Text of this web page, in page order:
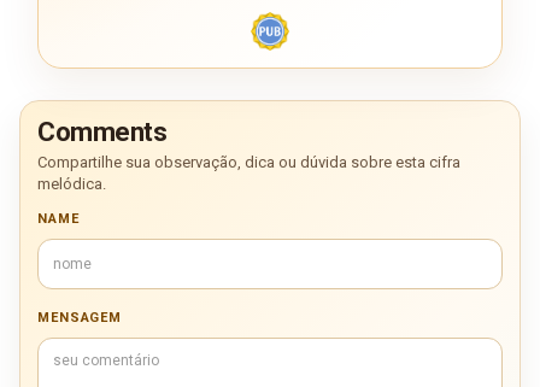
Comments
Compartilhe sua observação, dica ou dúvida sobre esta cifra
melódica.
NAME
MENSAGEM